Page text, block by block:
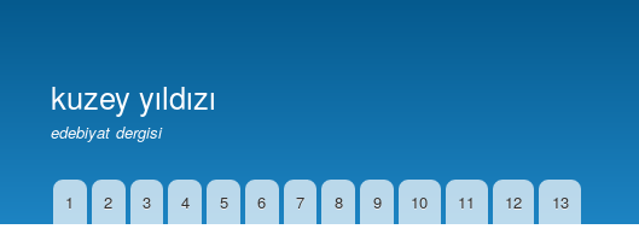
kuzey yıldızı
edebiyat dergisi
İkincil1 2 3 4 5 6 7 8 9 10 11 12 13